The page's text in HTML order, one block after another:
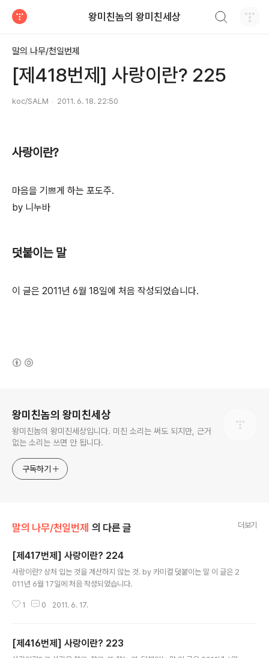
왕미친놈의 왕미친세상
말의 나무/천일번제
[제418번제] 사랑이란? 225
koc/SALM 2011. 6. 18. 22:50
사랑이란?
마음을 기쁘게 하는 포도주.
by 니누바
덧붙이는 말
이 글은 2011년 6월 18일에 처음 작성되었습니다.
왕미친놈의 왕미친세상
왕미친놈의 왕미친세상입니다. 미친 소리는 써도 되지만, 근거
없는 소리는 쓰면 안 됩니다.
구독하기
말의 나무/천일번제 의 다른 글 더보기
[제417번제] 사랑이란? 224
사랑이란? 상처 입는 것을 계산하지 않는 것. by 카미컬 덧붙이는 말 이 글은 2
011년 6월 17일에 처음 작성되었습니다.
1 0 2011. 6. 17.
[제416번제] 사랑이란? 223